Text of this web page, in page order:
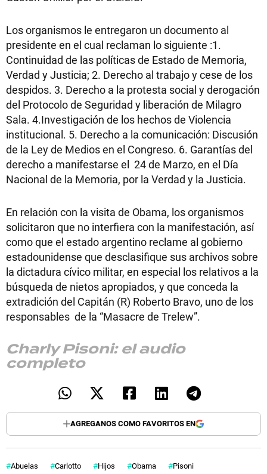
Los organismos le entregaron un documento al
presidente en el cual reclaman lo siguiente :1.
Continuidad de las políticas de Estado de Memoria,
Verdad y Justicia; 2. Derecho al trabajo y cese de los
despidos. 3. Derecho a la protesta social y derogación
del Protocolo de Seguridad y liberación de Milagro
Sala. 4.Investigación de los hechos de Violencia
institucional. 5. Derecho a la comunicación: Discusión
de la Ley de Medios en el Congreso. 6. Garantías del
derecho a manifestarse el 24 de Marzo, en el Día
Nacional de la Memoria, por la Verdad y la Justicia.
En relación con la visita de Obama, los organismos
solicitaron que no interfiera con la manifestación, así
como que el estado argentino reclame al gobierno
estadounidense que desclasifique sus archivos sobre
la dictadura cívico militar, en especial los relativos a la
búsqueda de nietos apropiados, y que conceda la
extradición del Capitán (R) Roberto Bravo, uno de los
responsables de la “Masacre de Trelew”.
Charly Pisoni: el audio
completo
AGREGANOS COMO FAVORITOS EN
Abuelas Carlotto Hijos Obama Pisoni